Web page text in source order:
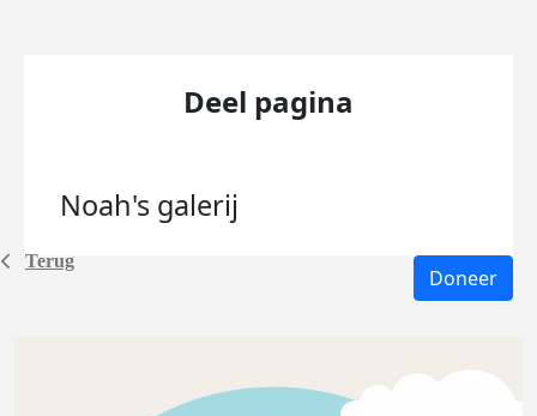
Terug
Deel pagina
Noah's galerij
Doneer